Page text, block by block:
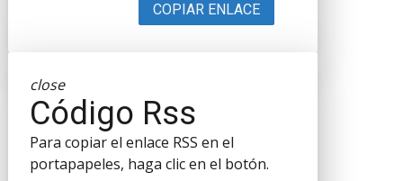
COPIAR ENLACE
close
Código Rss
Para copiar el enlace RSS en el
portapapeles, haga clic en el botón.